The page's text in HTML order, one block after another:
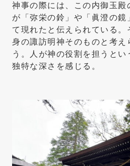
神事の際には、この内御玉殿
が「弥栄の鈴」や「眞澄の鏡
て現れたと伝えられている。
身の諏訪明神そのものと考え
う。人が神の役割を担うと
独特な深さを感じる。